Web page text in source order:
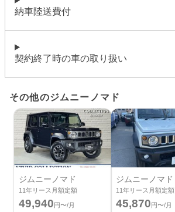
納車陸送費付
契約終了時の車の取り扱い
その他のジムニーノマド
ジムニーノマド
11年リース月額定額
49,940円〜/月
ジムニーノマド
11年リース月額定額
45,870円〜/月